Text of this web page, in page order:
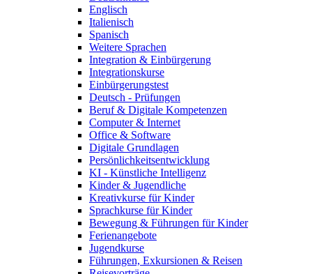
Englisch
Italienisch
Spanisch
Weitere Sprachen
Integration & Einbürgerung
Integrationskurse
Einbürgerungstest
Deutsch - Prüfungen
Beruf & Digitale Kompetenzen
Computer & Internet
Office & Software
Digitale Grundlagen
Persönlichkeitsentwicklung
KI - Künstliche Intelligenz
Kinder & Jugendliche
Kreativkurse für Kinder
Sprachkurse für Kinder
Bewegung & Führungen für Kinder
Ferienangebote
Jugendkurse
Führungen, Exkursionen & Reisen